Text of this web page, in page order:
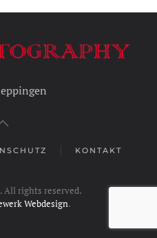
KONTAKT
All rights reserved.
Webdesign.